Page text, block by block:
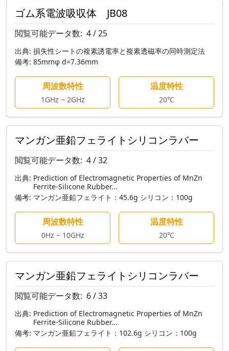
ゴム系電波吸収体 JB08
閲覧可能データ数: 4 / 25
出典: 損失性シートの複素誘電率と複素透磁率の同時測定法
備考: 85mmφ d=7.36mm
周波数特性
1GHz ~ 2GHz
温度特性
20℃
マンガン亜鉛フェライトシリコンラバー
閲覧可能データ数: 4 / 32
出典: Prediction of Electromagnetic Properties of MnZn
Ferrite-Silicone Rubber...
備考: マンガン亜鉛フェライト：45.6g シリコン：100g
周波数特性
0Hz ~ 10GHz
温度特性
20℃
マンガン亜鉛フェライトシリコンラバー
閲覧可能データ数: 6 / 33
出典: Prediction of Electromagnetic Properties of MnZn
Ferrite-Silicone Rubber...
備考: マンガン亜鉛フェライト：102.6g シリコン：100g